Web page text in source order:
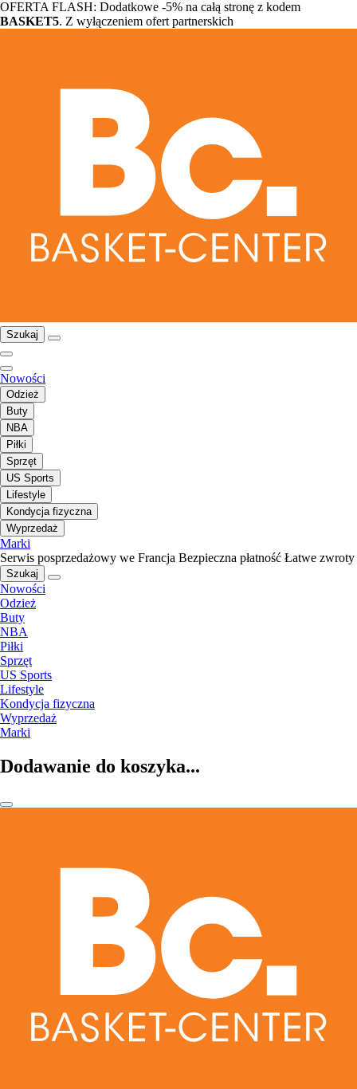
OFERTA FLASH: Dodatkowe -5% na całą stronę z kodem
BASKET5. Z wyłączeniem ofert partnerskich
Szukaj
Nowości
Odzież
Buty
NBA
Piłki
Sprzęt
US Sports
Lifestyle
Kondycja fizyczna
Wyprzedaż
Marki
Serwis posprzedażowy we Francja Bezpieczna płatność Łatwe zwroty
Szukaj
Nowości
Odzież
Buty
NBA
Piłki
Sprzęt
US Sports
Lifestyle
Kondycja fizyczna
Wyprzedaż
Marki
Dodawanie do koszyka...